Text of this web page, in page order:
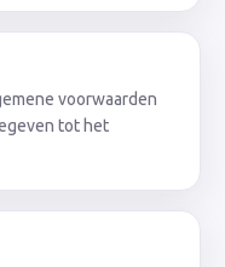
voorwaarden
tot het